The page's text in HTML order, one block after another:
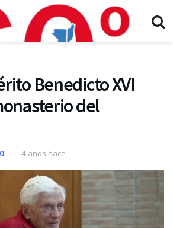
Benedicto XVI
del
4 años hace